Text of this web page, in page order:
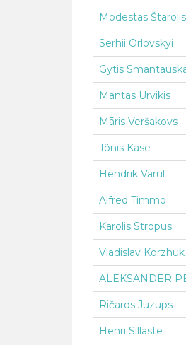
Modestas Štarolis
Serhii Orlovskyi
Gytis
Mantas Urvikis
Māris Veršakovs
Tõnis Kase
Hendrik Varul
Alfred Timmo
Karolis Stropus
Vladislav Korzhuk
ALEKSANDER
Ričards Juzups
Henri Sillaste